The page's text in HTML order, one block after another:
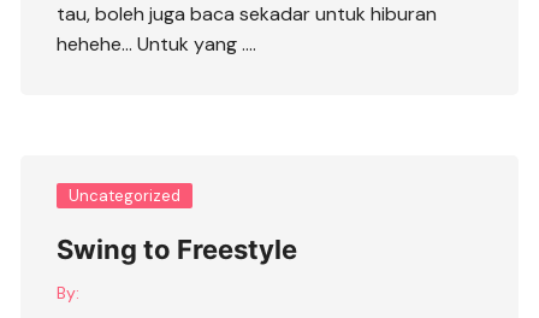
tau, boleh juga baca sekadar untuk hiburan
hehehe… Untuk yang ….
Uncategorized
Swing to Freestyle
By: